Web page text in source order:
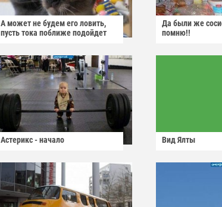
А может не будем его ловить,
пусть тока поближе подойдет
Да были же
помню!!
Астерикс - начало Вид Ялты